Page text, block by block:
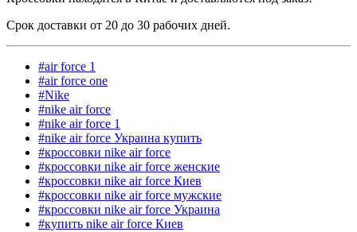
Срок доставки от 20 до 30 рабочих дней.
#air force 1
#air force one
#Nike
#nike air force
#nike air force 1
#nike air force Украина купить
#кроссовки nike air force
#кроссовки nike air force женские
#кроссовки nike air force Киев
#кроссовки nike air force мужские
#кроссовки nike air force Украина
#купить nike air force Киев